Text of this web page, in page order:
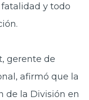
y todo
gerente de
afirmó que la
de la División en